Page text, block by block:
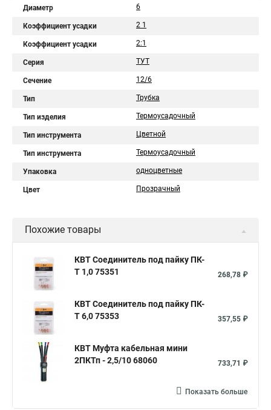
Диаметр 6
Коэффициент усадки 2 1
Коэффициент усадки 2:1
Серия ТУТ
Сечение 12/6
Тип Трубка
Тип изделия Термоусадочный
Тип инструмента Цветной
Тип инструмента Термоусадочный
Упаковка одноцветные
Цвет Прозрачный
Похожие товары
КВТ Соединитель под пайку ПК-
Т 1,0 75351
268,78 ₽
КВТ Соединитель под пайку ПК-
Т 6,0 75353
357,55 ₽
КВТ Муфта кабельная мини
2ПКТп - 2,5/10 68060
733,71 ₽
Показать больше